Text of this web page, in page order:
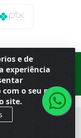
e de
experiência
o seu perfil
site.
·BR